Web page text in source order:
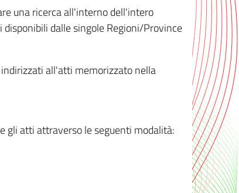
una ricerca all'interno dell'intero
dalle singole Regioni/Province
all'atti memorizzato nella
gli atti attraverso le seguenti modalità: